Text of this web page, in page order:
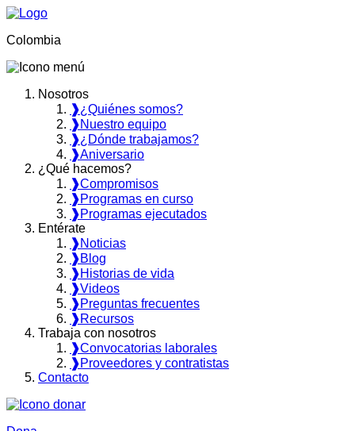
Colombia
Nosotros
❱¿Quiénes somos?
❱Nuestro equipo
❱¿Dónde trabajamos?
❱Aniversario
¿Qué hacemos?
❱Compromisos
❱Programas en curso
❱Programas ejecutados
Entérate
❱Noticias
❱Blog
❱Historias de vida
❱Videos
❱Preguntas frecuentes
❱Recursos
Trabaja con nosotros
❱Convocatorias laborales
❱Proveedores y contratistas
Contacto